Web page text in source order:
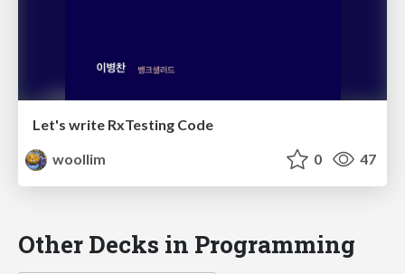
Let's write RxTesting Code
woollim
0 47
Other Decks in Programming